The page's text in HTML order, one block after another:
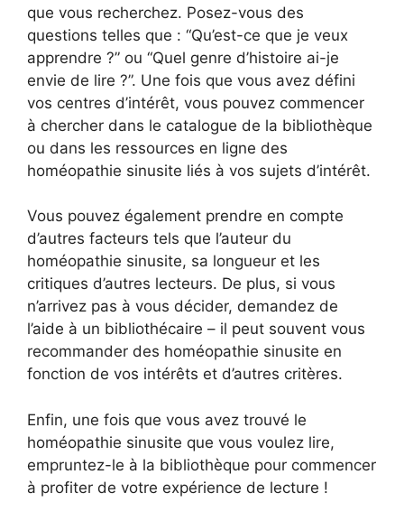
que vous recherchez. Posez-vous des
questions telles que : “Qu’est-ce que je veux
apprendre ?” ou “Quel genre d’histoire ai-je
envie de lire ?”. Une fois que vous avez défini
vos centres d’intérêt, vous pouvez commencer
à chercher dans le catalogue de la bibliothèque
ou dans les ressources en ligne des
homéopathie sinusite liés à vos sujets d’intérêt.
Vous pouvez également prendre en compte
d’autres facteurs tels que l’auteur du
homéopathie sinusite, sa longueur et les
critiques d’autres lecteurs. De plus, si vous
n’arrivez pas à vous décider, demandez de
l’aide à un bibliothécaire – il peut souvent vous
recommander des homéopathie sinusite en
fonction de vos intérêts et d’autres critères.
Enfin, une fois que vous avez trouvé le
homéopathie sinusite que vous voulez lire,
empruntez-le à la bibliothèque pour commencer
à profiter de votre expérience de lecture !